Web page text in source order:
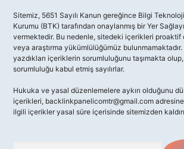
Sitemiz, 5651 Sayılı Kanun gereğince Bilgi
Kurumu (BTK) tarafından onaylanmış bir Yer
vermektedir. Bu nedenle, sitedeki içerikleri proaktif
veya araştırma yükümlülüğümüz
yazdıkları içeriklerin sorumluluğunu taşımakta
sorumluluğu kabul etmiş sayılırlar.
Hukuka ve yasal düzenlemelere aykırı olduğunu
içerikleri, backlinkpanelicomtr@gmail.com
ilgili içerikler yasal süre içerisinde sitemizden